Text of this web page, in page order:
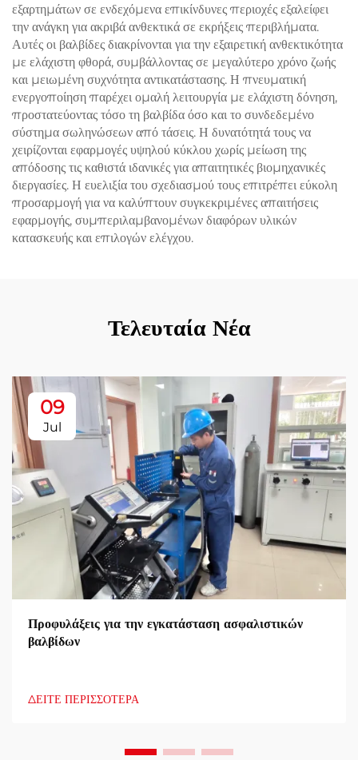
εξαρτημάτων σε ενδεχόμενα επικίνδυνες περιοχές εξαλείφει
την ανάγκη για ακριβά ανθεκτικά σε εκρήξεις περιβλήματα.
Αυτές οι βαλβίδες διακρίνονται για την εξαιρετική ανθεκτικότητα
με ελάχιστη φθορά, συμβάλλοντας σε μεγαλύτερο χρόνο ζωής
και μειωμένη συχνότητα αντικατάστασης. Η πνευματική
ενεργοποίηση παρέχει ομαλή λειτουργία με ελάχιστη δόνηση,
προστατεύοντας τόσο τη βαλβίδα όσο και το συνδεδεμένο
σύστημα σωληνώσεων από τάσεις. Η δυνατότητά τους να
χειρίζονται εφαρμογές υψηλού κύκλου χωρίς μείωση της
απόδοσης τις καθιστά ιδανικές για απαιτητικές βιομηχανικές
διεργασίες. Η ευελιξία του σχεδιασμού τους επιτρέπει εύκολη
προσαρμογή για να καλύπτουν συγκεκριμένες απαιτήσεις
εφαρμογής, συμπεριλαμβανομένων διαφόρων υλικών
κατασκευής και επιλογών ελέγχου.
Τελευταία Νέα
09
Jul
Προφυλάξεις για την εγκατάσταση ασφαλιστικών
βαλβίδων
ΔΕΙΤΕ ΠΕΡΙΣΣΟΤΕΡΑ